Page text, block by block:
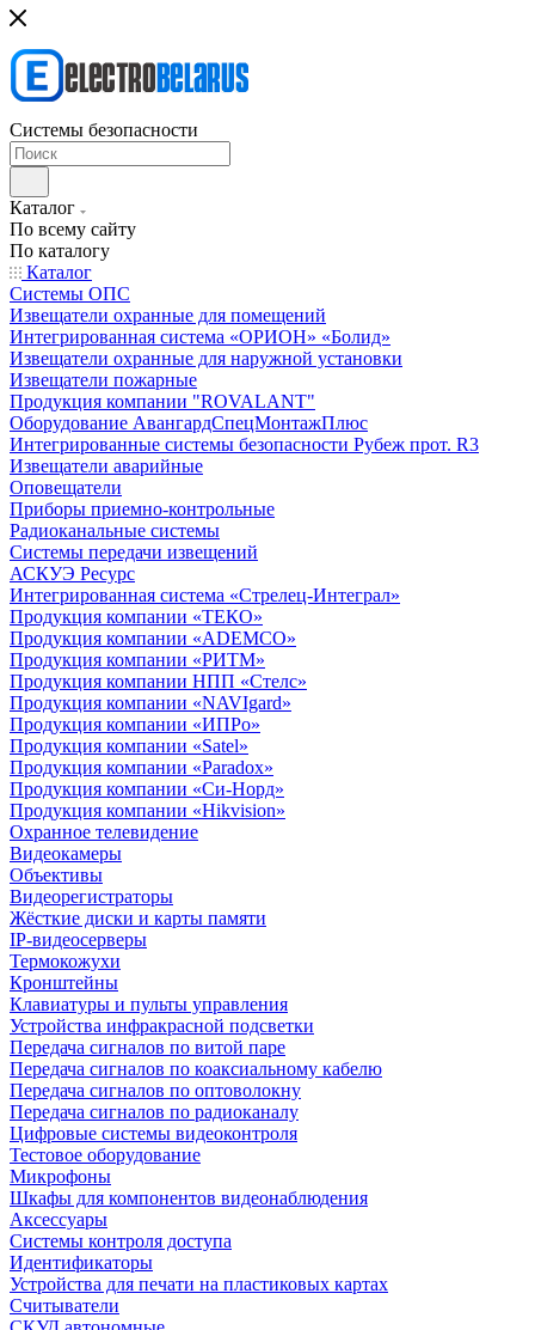
Системы безопасности
Каталог
По всему сайту
По каталогу
Каталог
Системы ОПС
Извещатели охранные для помещений
Интегрированная система «ОРИОН» «Болид»
Извещатели охранные для наружной установки
Извещатели пожарные
Продукция компании "ROVALANT"
Оборудование АвангардСпецМонтажПлюс
Интегрированные системы безопасности Рубеж прот. R3
Извещатели аварийные
Оповещатели
Приборы приемно-контрольные
Радиоканальные системы
Системы передачи извещений
АСКУЭ Ресурс
Интегрированная система «Стрелец-Интеграл»
Продукция компании «ТЕКО»
Продукция компании «ADEMCO»
Продукция компании «РИТМ»
Продукция компании НПП «Стелс»
Продукция компании «NAVIgard»
Продукция компании «ИПРо»
Продукция компании «Satel»
Продукция компании «Paradox»
Продукция компании «Си-Норд»
Продукция компании «Hikvision»
Охранное телевидение
Видеокамеры
Объективы
Видеорегистраторы
Жёсткие диски и карты памяти
IP-видеосерверы
Термокожухи
Кронштейны
Клавиатуры и пульты управления
Устройства инфракрасной подсветки
Передача сигналов по витой паре
Передача сигналов по коаксиальному кабелю
Передача сигналов по оптоволокну
Передача сигналов по радиоканалу
Цифровые системы видеоконтроля
Тестовое оборудование
Микрофоны
Шкафы для компонентов видеонаблюдения
Аксессуары
Системы контроля доступа
Идентификаторы
Устройства для печати на пластиковых картах
Считыватели